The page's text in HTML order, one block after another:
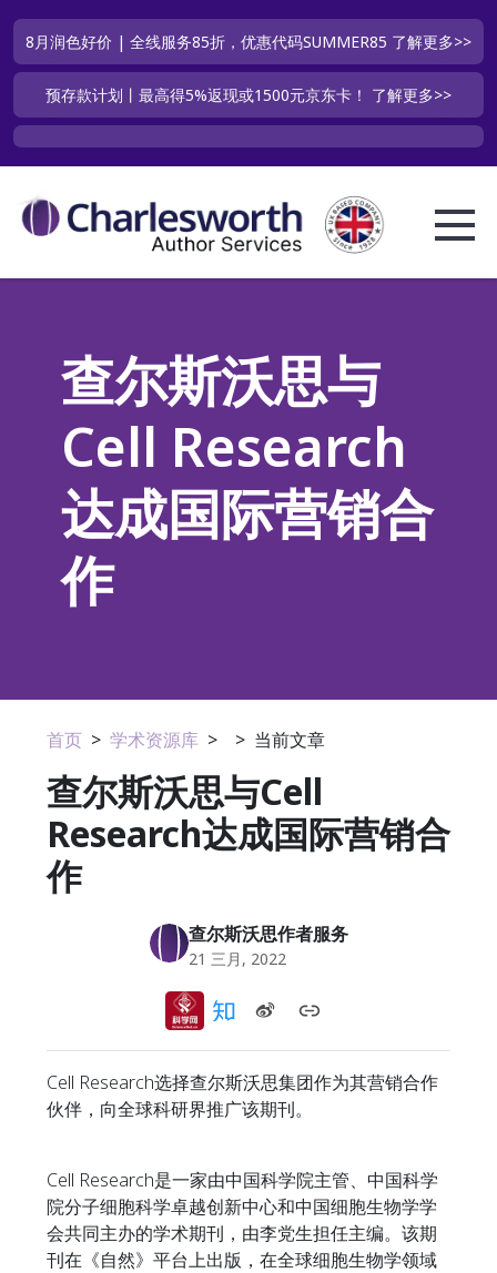
8月润色好价 | 全线服务85折，优惠代码SUMMER85 了解更多>>
预存款计划丨最高得5%返现或1500元京东卡！ 了解更多>>
查尔斯沃思与
Cell Research
达成国际营销合
作
首页 > 学术资源库 > > 当前文章
查尔斯沃思与Cell
Research达成国际营销合
作
查尔斯沃思作者服务
21 三月, 2022
Cell Research选择查尔斯沃思集团作为其营销合作
伙伴，向全球科研界推广该期刊。
Cell Research是一家由中国科学院主管、中国科学
院分子细胞科学卓越创新中心和中国细胞生物学学
会共同主办的学术期刊，由李党生担任主编。该期
刊在《自然》平台上出版，在全球细胞生物学领域